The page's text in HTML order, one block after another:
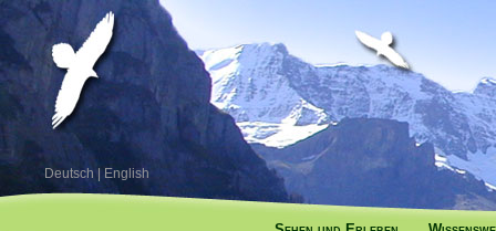
Deutsch |English